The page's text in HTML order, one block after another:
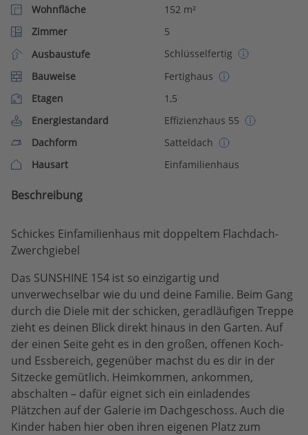
Wohnfläche
152 m²
Zimmer
5
Ausbaustufe
Schlüsselfertig
Bauweise
Fertighaus
Etagen
1,5
Energiestandard
Effizienzhaus 55
Dachform
Satteldach
Hausart
Einfamilienhaus
Beschreibung
Schickes Einfamilienhaus mit doppeltem Flachdach-
Zwerchgiebel
Das SUNSHINE 154 ist so einzigartig und
unverwechselbar wie du und deine Familie. Beim Gang
durch die Diele mit der schicken, geradläufigen Treppe
zieht es deinen Blick direkt hinaus in den Garten. Auf
der einen Seite geht es in den großen, offenen Koch-
und Essbereich, gegenüber machst du es dir in der
Sitzecke gemütlich. Heimkommen, ankommen,
abschalten – dafür eignet sich ein einladendes
Plätzchen auf der Galerie im Dachgeschoss. Auch die
Kinder haben hier oben ihren eigenen Platz zum